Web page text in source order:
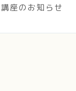
座のお知らせ